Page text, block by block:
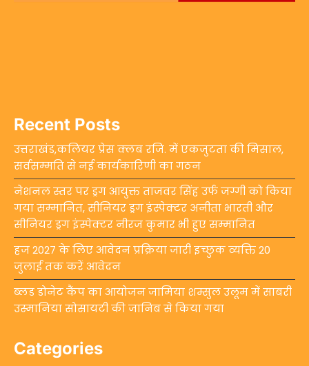
Recent Posts
उत्तराखंड,कलियर प्रेस क्लब रजि. में एकजुटता की मिसाल,
सर्वसम्मति से नई कार्यकारिणी का गठन
नेशनल स्तर पर ड्रग आयुक्त ताजवर सिंह उर्फ जग्गी को किया
गया सम्मानित, सीनियर ड्रग इंस्पेक्टर अनीता भारती और
सीनियर ड्रग इंस्पेक्टर नीरज कुमार भी हुए सम्मानित
हज 2027 के लिए आवेदन प्रक्रिया जारी इच्छुक व्यक्ति 20
जुलाई तक करें आवेदन
ब्लड डोनेट कैंप का आयोजन जामिया शम्सुल उलूम में साबरी
उस्मानिया सोसायटी की जानिब से किया गया
Categories